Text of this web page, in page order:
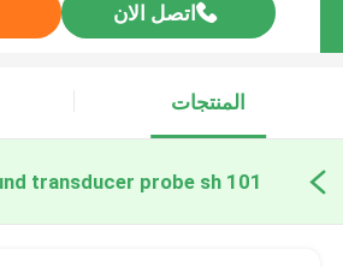
اتصل الان
المنتجات